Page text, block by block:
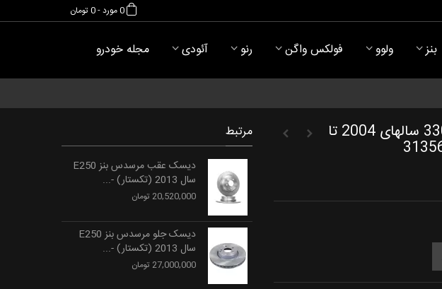
0مورد-0 تومان
بنز ولوو فولکس واگن رنو آئودی مجله خودرو
میل موجگیر راست بی ام و 330i سالهای 2004 تا مرتبط
دیسک عقب مرسدس بنز E250
سال 2013 (تکستار) -...
20,520,000 تومان
دیسک جلو مرسدس بنز E250
سال 2013 (تکستار) -...
27,000,000 تومان